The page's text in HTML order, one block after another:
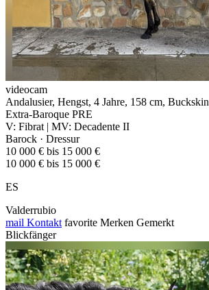
videocam
Andalusier, Hengst, 4 Jahre, 158 cm, Buckskin
Extra-Baroque PRE
V: Fibrat | MV: Decadente II
Barock · Dressur
10 000 € bis 15 000 €
10 000 € bis 15 000 €
ES
Valderrubio
mail Kontakt favorite Merken Gemerkt
Blickfänger